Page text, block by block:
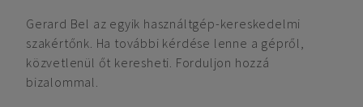
Gerard Bel az egyik használtgép-kereskedelmi
szakértőnk. Ha további kérdése lenne a gépről,
közvetlenül őt keresheti. Forduljon hozzá
bizalommal.